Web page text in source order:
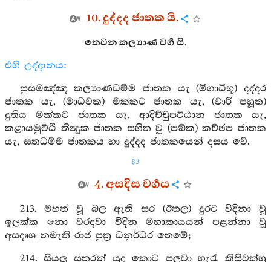
10. දුද්දද ජාතක යි.
තෙවන කල්‍යාණ වර්‍ග යි.
එහි උද්දානය:
සුසමඤ්ඤ කල්‍යාණධම්ම ජාතක යැ (මිගාධිභූ) දද්දර
ජාතක යැ, (මාධවක) මක්කට ජාතක යැ, (වාරි පහූත)
දුතිය මක්කට ජාතක යැ, ආදිච්චුපට්ඨාන ජාතක යැ,
කළායමුට්ඨි තින්‍දුක ජාතක සහිත වූ (පඞ්ක) කච්ඡප ජාතක
යැ, සතධම්ම ජාතකය හා දුද්දද ජාතකයෙන් දසය වේ.
83
4. අසදිස වර්‍ගය
213. මහත් වූ බල ඇති සර (ඊතල) දුරට විදිනා වූ
ඉලක්ක නො වරදවා විදින මහාකායයන් පළන්නා වූ
අසදෘශ නමැති රාජ පුත්‍ර ධනුර්ධර තෙමේ;
214. සියලු සතුරන් යුද කොට පලවා හැරැ කිසිවක්හු